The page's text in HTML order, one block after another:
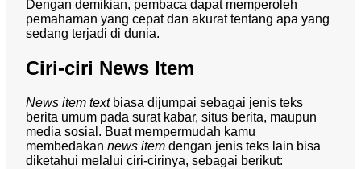
Dengan demikian, pembaca dapat memperoleh
pemahaman yang cepat dan akurat tentang apa yang
sedang terjadi di dunia.
Ciri-ciri News Item
News item text biasa dijumpai sebagai jenis teks
berita umum pada surat kabar, situs berita, maupun
media sosial. Buat mempermudah kamu
membedakan news item dengan jenis teks lain bisa
diketahui melalui ciri-cirinya, sebagai berikut: